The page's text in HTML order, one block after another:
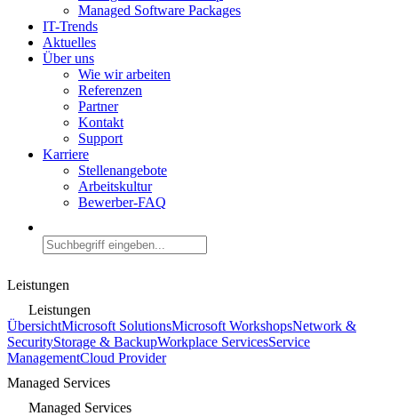
Managed Software Packages
IT-Trends
Aktuelles
Über uns
Wie wir arbeiten
Referenzen
Partner
Kontakt
Support
Karriere
Stellenangebote
Arbeitskultur
Bewerber-FAQ
Leistungen
Leistungen
ÜbersichtMicrosoft SolutionsMicrosoft WorkshopsNetwork &
SecurityStorage & BackupWorkplace ServicesService
ManagementCloud Provider
Managed Services
Managed Services